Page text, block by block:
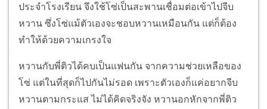
ประจำโรงเรียน จึงใช้โซ่เป็นสะพานเชื่อมต่อเข้าไปจีบ
หวาน ซึ่งโซ่แม้ตัวเองจะชอบหวานเหมือนกัน แต่ก็ต้อง
ทำให้ด้วยความเกรงใจ
หวานกับพี่ติวได้คบเป็นแฟนกัน จากความช่วยเหลือของ
โซ่ แต่ในที่สุดก็ไปกันไม่รอด เพราะตัวเองก็แค่อยากจีบ
หวานตามกระแส ไม่ได้คิดจริงจัง หวานอกหักจากพี่ติว